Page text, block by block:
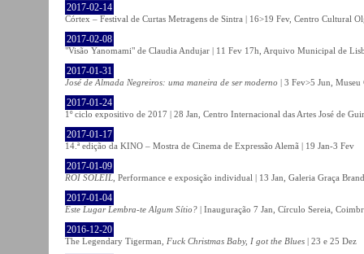
2017-02-14
Córtex – Festival de Curtas Metragens de Sintra | 16>19 Fev, Centro Cultural
2017-02-08
"Visão Yanomami" de Claudia Andujar | 11 Fev 17h, Arquivo Municipal de
2017-01-31
José de Almada Negreiros: uma maneira de ser moderno | 3 Fev>5 Jun,
2017-01-24
1º ciclo expositivo de 2017 | 28 Jan, Centro Internacional das Artes José de
2017-01-17
14.ª edição da KINO – Mostra de Cinema de Expressão Alemã | 19 Jan-3 Fev
2017-01-09
ROI SOLEIL , Performance e exposição individual | 13 Jan, Galeria Graça
2017-01-04
Este Lugar Lembra-te Algum Sítio? | Inauguração 7 Jan, Círculo Sereia,
2016-12-20
The Legendary Tigerman, Fuck Christmas Baby, I got the Blues | 23 e 25 Dez